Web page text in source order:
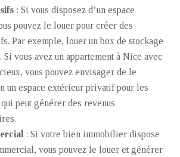
: Si vous disposez d’un espace
pouvez le louer pour créer des
Par exemple, louer un box de stockage
Si vous avez un appartement à Nice avec
vous pouvez envisager de le
un espace extérieur privatif pour les
peut générer des revenus
: Si votre bien immobilier dispose
vous pouvez le louer et générer